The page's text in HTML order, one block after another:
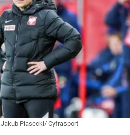
Jakub Piasecki/ Cyfrasport